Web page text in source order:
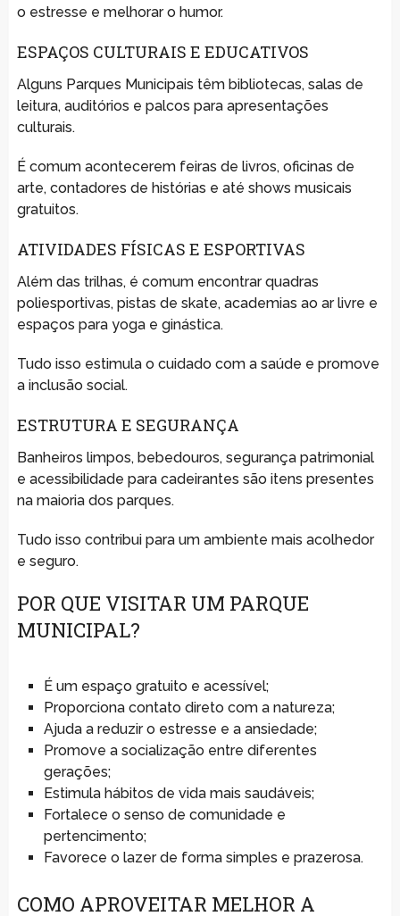
o estresse e melhorar o humor.
ESPAÇOS CULTURAIS E EDUCATIVOS
Alguns Parques Municipais têm bibliotecas, salas de
leitura, auditórios e palcos para apresentações
culturais.
É comum acontecerem feiras de livros, oficinas de
arte, contadores de histórias e até shows musicais
gratuitos.
ATIVIDADES FÍSICAS E ESPORTIVAS
Além das trilhas, é comum encontrar quadras
poliesportivas, pistas de skate, academias ao ar livre e
espaços para yoga e ginástica.
Tudo isso estimula o cuidado com a saúde e promove
a inclusão social.
ESTRUTURA E SEGURANÇA
Banheiros limpos, bebedouros, segurança patrimonial
e acessibilidade para cadeirantes são itens presentes
na maioria dos parques.
Tudo isso contribui para um ambiente mais acolhedor
e seguro.
POR QUE VISITAR UM PARQUE
MUNICIPAL?
É um espaço gratuito e acessível;
Proporciona contato direto com a natureza;
Ajuda a reduzir o estresse e a ansiedade;
Promove a socialização entre diferentes
gerações;
Estimula hábitos de vida mais saudáveis;
Fortalece o senso de comunidade e
pertencimento;
Favorece o lazer de forma simples e prazerosa.
COMO APROVEITAR MELHOR A